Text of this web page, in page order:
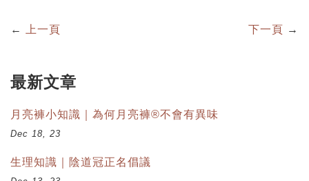
← 上一頁 下一頁 →
最新文章
月亮褲小知識｜為何月亮褲®不會有異味
Dec 18, 23
生理知識｜陰道冠正名倡議